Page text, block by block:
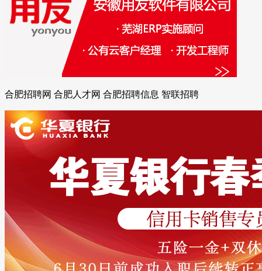
合肥招聘网 合肥人才网 合肥招聘信息 智联招聘